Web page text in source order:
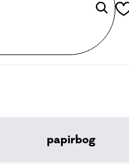
papirbog